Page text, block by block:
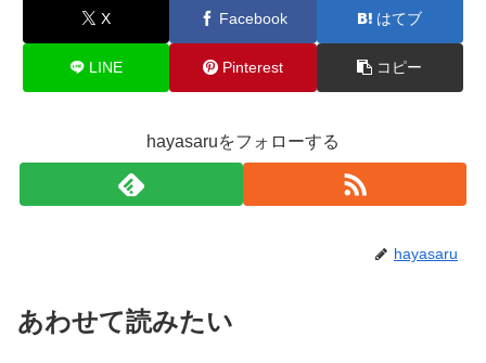
X Facebook はてブ
LINE Pinterest コピー
hayasaruをフォローする
hayasaru
あわせて読みたい